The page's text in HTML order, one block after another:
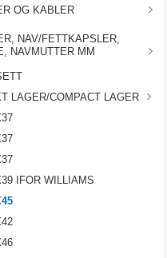
OG KABLER
NAV/FETTKAPSLER,
NAVMUTTER MM
LAGER/COMPACT LAGER
IFOR WILLIAMS